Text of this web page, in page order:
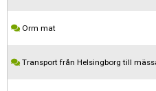
Orm mat
Transport från Helsingborg till